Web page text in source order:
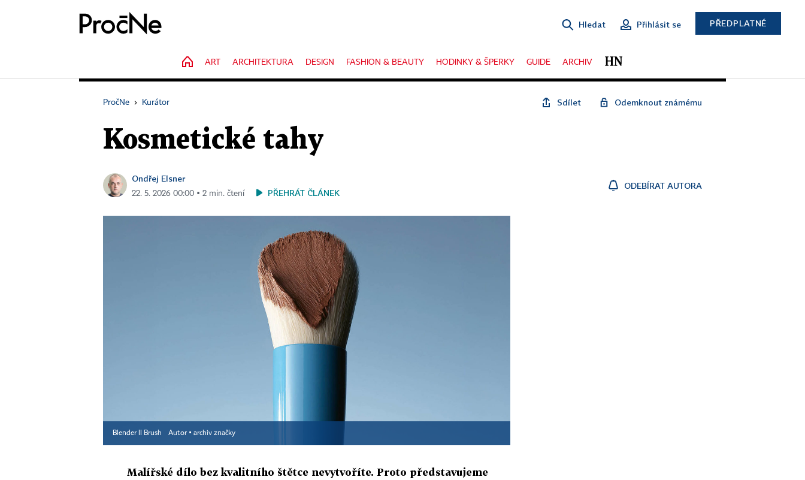
Hledat Přihlásit se PŘEDPLATNÉ
HOME
ART ARCHITEKTURA DESIGN FASHION & BEAUTY HODINKY & ŠPERKY GUIDE ARCHIV
PročNe › Kurátor Sdílet Odemknout známému
Kosmetické tahy
Ondřej Elsner
22. 5. 2026 00:00 ▪ 2 min. čtení PŘEHRÁT ČLÁNEK
ODEBÍRAT AUTORA
Blender II Brush Autor ▪ archiv značky
Malířské dílo bez kvalitního štětce nevytvoříte. Proto představujeme